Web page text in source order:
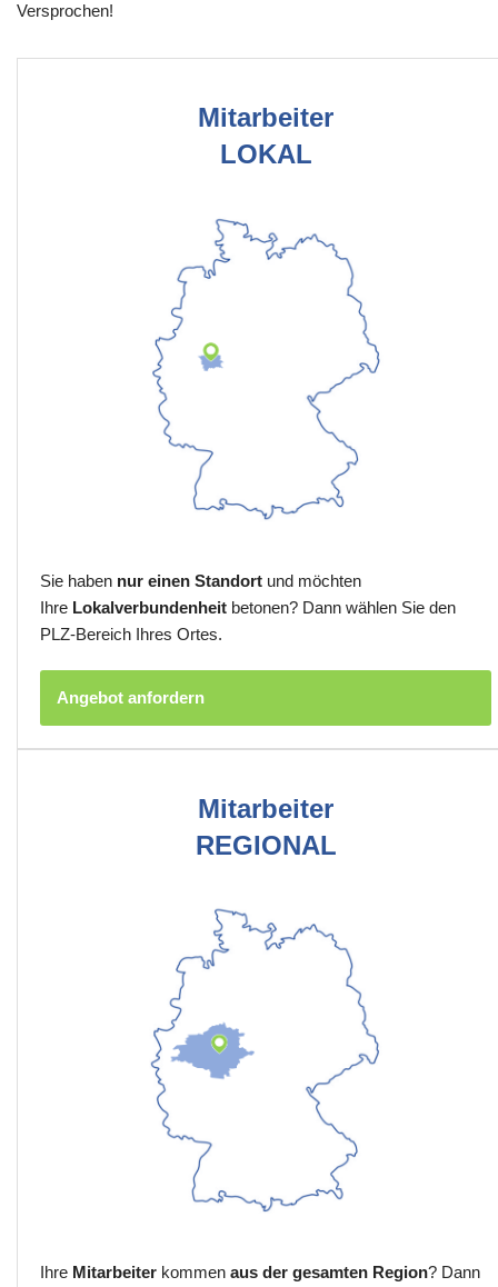
Versprochen!
Mitarbeiter
LOKAL
Sie haben nur einen Standort und möchten
Ihre Lokalverbundenheit betonen? Dann wählen Sie den
PLZ-Bereich Ihres Ortes.
Angebot anfordern
Mitarbeiter
REGIONAL
Ihre Mitarbeiter kommen aus der gesamten Region? Dann